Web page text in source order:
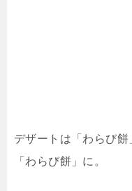
デザートは「わらび
「わらび餅」に。